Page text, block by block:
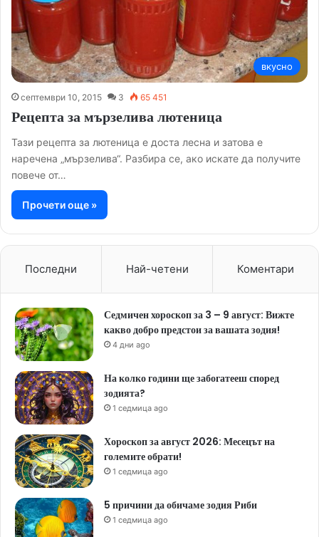
вкусно
септември 10, 2015 3 65 451
Рецепта за мързелива лютеница
Тази рецепта за лютеница е доста лесна и затова е
наречена „мързелива“. Разбира се, ако искате да получите
повече от…
Прочети още »
Последни Най-четени Коментари
Седмичен хороскоп за 3 – 9 август: Вижте
какво добро предстои за вашата зодия!
4 дни ago
На колко години ще забогатееш според
зодията?
1 седмица ago
Хороскоп за август 2026: Месецът на
големите обрати!
1 седмица ago
5 причини да обичаме зодия Риби
1 седмица ago